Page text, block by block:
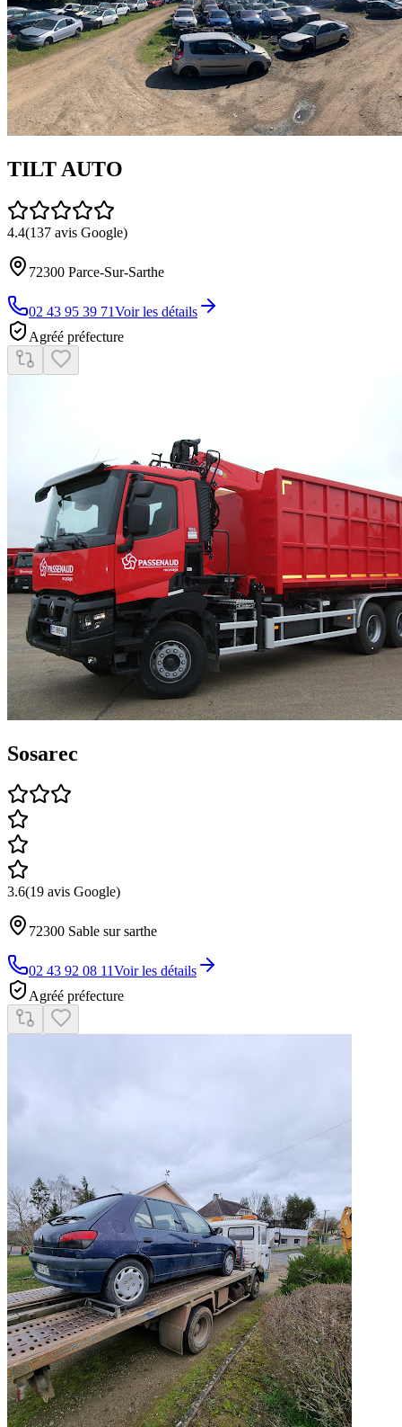
TILT AUTO
4.4(137 avis Google)
72300 Parce-Sur-Sarthe
02 43 95 39 71Voir les détails
Agréé préfecture
Sosarec
3.6(19 avis Google)
72300 Sable sur sarthe
02 43 92 08 11Voir les détails
Agréé préfecture